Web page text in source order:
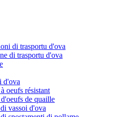
di trasportu d'ova
di trasportu d'ova
d'ova
oeufs résistant
de quaille
vassoi d'ova